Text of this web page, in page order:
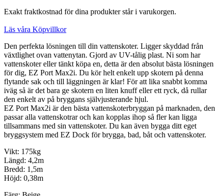
Exakt fraktkostnad för dina produkter står i varukorgen.
Läs våra Köpvillkor
Den perfekta lösningen till din vattenskoter. Ligger skyddad från
växtlighet ovan vattenytan. Gjord av UV-tålig plast. Ni som har
vattenskoter eller tänkt köpa en, detta är den absolut bästa lösningen
för dig, EZ Port Max2i. Du kör helt enkelt upp skotern på denna
flytande sak och till läggningen är klar! För att lika snabbt komma
iväg så är det bara ge skotern en liten knuff eller ett ryck, då rullar
den enkelt av på bryggans självjusterande hjul.
EZ Port Max2i är den bästa vattenskoterbryggan på marknaden, den
passar alla vattenskotrar och kan kopplas ihop så fler kan ligga
tillsammans med sin vattenskoter. Du kan även bygga ditt eget
bryggsystem med EZ Dock för brygga, bad, båt och vattenskoter.
Vikt: 175kg
Längd: 4,2m
Bredd: 1,5m
Höjd: 0,38m